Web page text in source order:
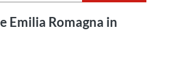
Emilia Romagna in